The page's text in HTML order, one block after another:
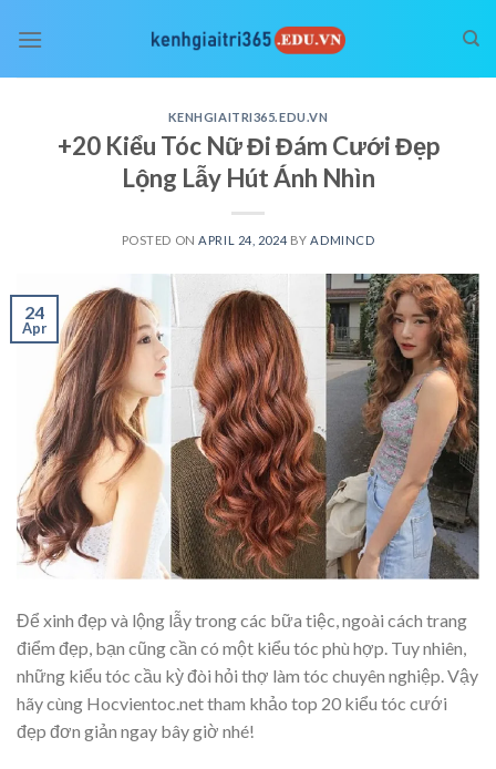
KENHGIAITRI365.EDU.VN
+20 Kiểu Tóc Nữ Đi Đám Cưới Đẹp
Lộng Lẫy Hút Ánh Nhìn
POSTED ON APRIL 24, 2024 BY ADMINCD
24
Apr
Để xinh đẹp và lộng lẫy trong các bữa tiệc, ngoài cách trang
điểm đẹp, bạn cũng cần có một kiểu tóc phù hợp. Tuy nhiên,
những kiểu tóc cầu kỳ đòi hỏi thợ làm tóc chuyên nghiệp. Vậy
hãy cùng Hocvientoc.net tham khảo top 20 kiểu tóc cưới
đẹp đơn giản ngay bây giờ nhé!